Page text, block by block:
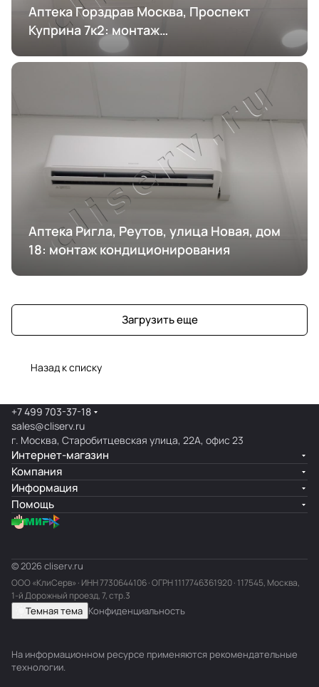
Аптека Горздрав Москва, Проспект
Куприна 7к2: монтаж
кондиционирования
Аптека Ригла, Реутов, улица Новая, дом
18: монтаж кондиционирования
Загрузить еще
Назад к списку
+7 499 703-37-18
sales@cliserv.ru
г. Москва, Старобитцевская улица, 22А, офис 23
Интернет-магазин
Компания
Информация
Помощь
© 2026 cliserv.ru
ООО «КлиСерв» · ИНН7730644106· ОГРН 1117746361920 · 117545, Москва,
1-й Дорожный проезд, 7, стр.3
Темная тема Конфиденциальность
На информационном ресурсе применяются рекомендательные
технологии.